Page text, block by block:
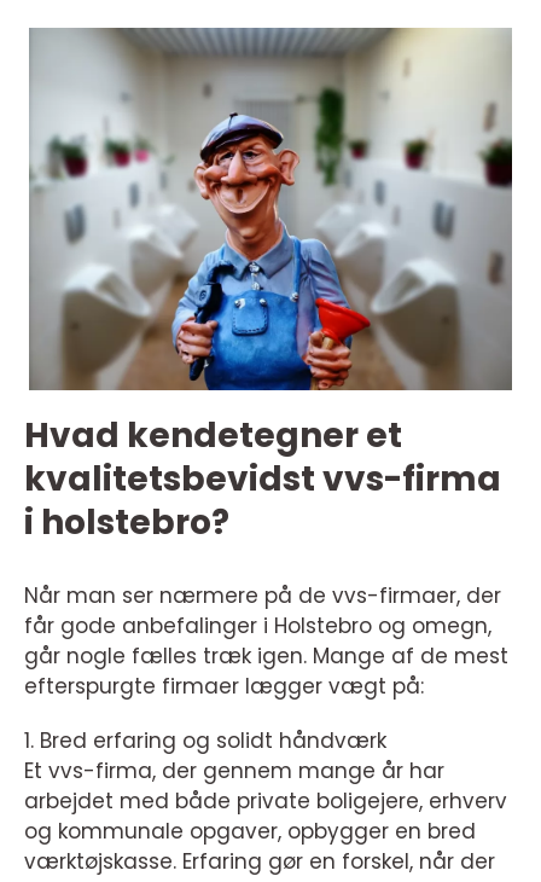
Hvad kendetegner et
kvalitetsbevidst vvs-firma
i holstebro?
Når man ser nærmere på de vvs-firmaer, der
får gode anbefalinger i Holstebro og omegn,
går nogle fælles træk igen. Mange af de mest
efterspurgte firmaer lægger vægt på:
1. Bred erfaring og solidt håndværk
Et vvs-firma, der gennem mange år har
arbejdet med både private boligejere, erhverv
og kommunale opgaver, opbygger en bred
værktøjskasse. Erfaring gør en forskel, når der